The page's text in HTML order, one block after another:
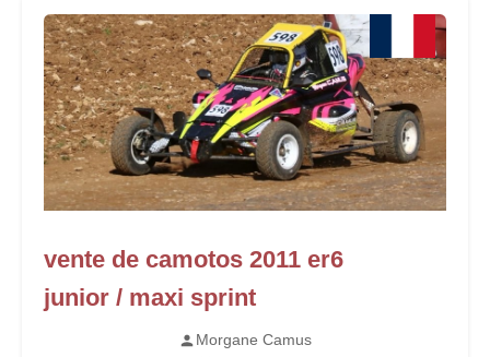
vente de camotos 2011 er6
junior / maxi sprint
Morgane Camus